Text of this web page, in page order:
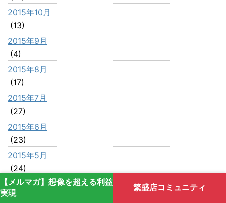
【メルマガ】想像を超える利益
実現
繁盛店コミュニティ
2015年10月
(13)
2015年9月
(4)
2015年8月
(17)
2015年7月
(27)
2015年6月
(23)
2015年5月
(24)
2015年4月
(22)